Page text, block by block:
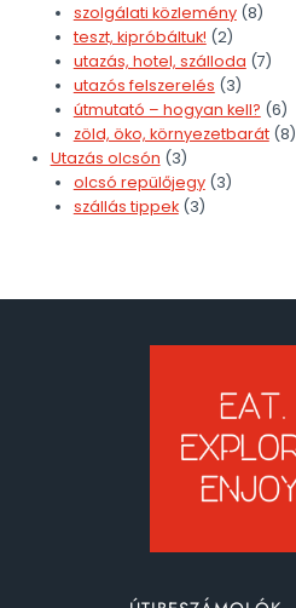
szolgálati közlemény(8)
teszt, kipróbáltuk! (2)
utazás, hotel, szálloda (7)
utazós felszerelés (3)
útmutató – hogyan kell? (6)
zöld, öko, környezetbarát(8)
Utazás olcsón (3)
olcsó repülőjegy(3)
szállás tippek(3)